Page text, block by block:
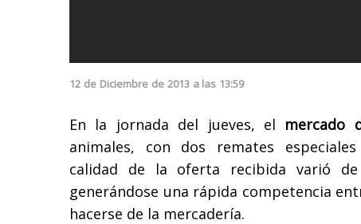
12 de Diciembre de 2013 a las 13:59
En la jornada del jueves, el mercado
animales, con dos remates
calidad de la oferta recibida varió de
generándose una rápida competencia
hacerse de la mercadería.